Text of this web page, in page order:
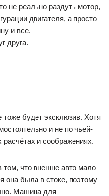
не реально раздуть мотор,
двигателя, а просто
и все.
друга.
будет эксклюзив. Хотя
и не по чьей-
расчётах и соображениях.
том, что внешне авто мало
она была в стоке, поэтому
Машина для